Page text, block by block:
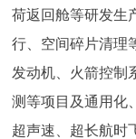
荷返回舱等研发生
行、空间碎片清理
发动机、火箭控制
测等项目及通用化
超声速、超长航时